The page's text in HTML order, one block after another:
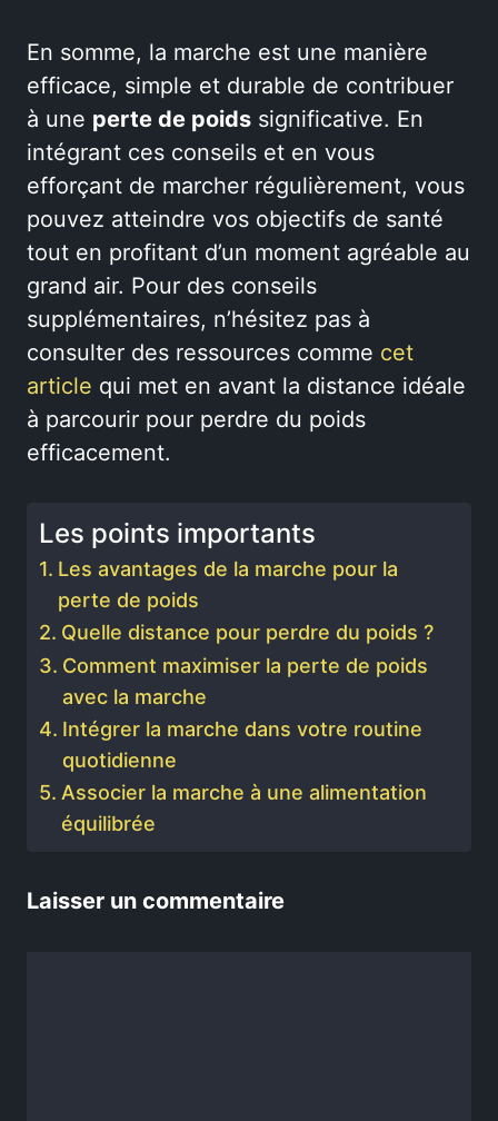
En somme, la marche est une manière
efficace, simple et durable de contribuer
à une perte de poids significative. En
intégrant ces conseils et en vous
efforçant de marcher régulièrement, vous
pouvez atteindre vos objectifs de santé
tout en profitant d’un moment agréable au
grand air. Pour des conseils
supplémentaires, n’hésitez pas à
consulter des ressources comme cet
article qui met en avant la distance idéale
à parcourir pour perdre du poids
efficacement.
Les points importants
Les avantages de la marche pour la
perte de poids
Quelle distance pour perdre du poids ?
Comment maximiser la perte de poids
avec la marche
Intégrer la marche dans votre routine
quotidienne
Associer la marche à une alimentation
équilibrée
Laisser un commentaire